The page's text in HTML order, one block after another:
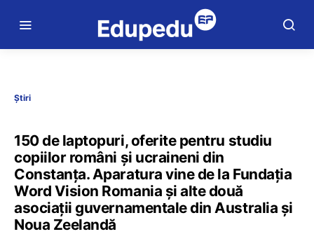
Știri
150 de laptopuri, oferite pentru studiu
copiilor români şi ucraineni din
Constanța. Aparatura vine de la Fundaţia
Word Vision Romania și alte două
asociații guvernamentale din Australia și
Noua Zeelandă